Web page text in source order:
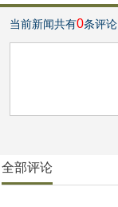
当前新闻共有0条评论
全部评论